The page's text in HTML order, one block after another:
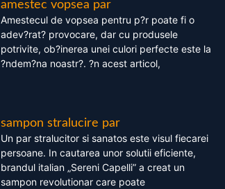
amestec vopsea par
Amestecul de vopsea pentru p?r poate fi o
adev?rat? provocare, dar cu produsele
potrivite, ob?inerea unei culori perfecte este la
?ndem?na noastr?. ?n acest articol,
sampon stralucire par
Un par stralucitor si sanatos este visul fiecarei
persoane. In cautarea unor solutii eficiente,
brandul italian „Sereni Capelli” a creat un
sampon revolutionar care poate